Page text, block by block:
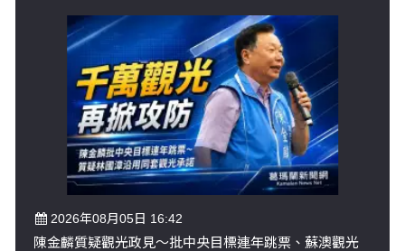
2026年08月05日 16:42
陳金麟質疑觀光政見～批中央目標連年跳票、蘇澳觀光